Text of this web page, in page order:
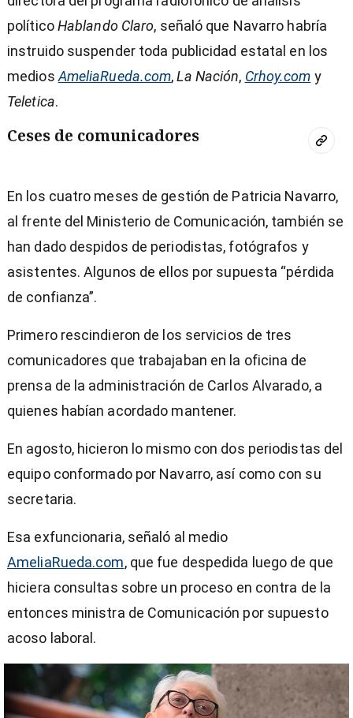
políticoHablando Claro, señaló que Navarro habría
instruido suspender toda publicidad estatal en los
mediosAmeliaRueda.com,La Nación, Crhoy.com y
Teletica.
Ceses de comunicadores
En los cuatro meses de gestión de Patricia Navarro,
al frente del Ministerio de Comunicación, también se
han dado despidos de periodistas, fotógrafos y
asistentes. Algunos de ellos por supuesta “pérdida
de confianza”.
Primero rescindieron de los servicios de tres
comunicadores que trabajaban en la oficina de
prensa de la administración de Carlos Alvarado, a
quienes habían acordado mantener.
En agosto, hicieron lo mismo con dos periodistas del
equipo conformado por Navarro, así como con su
secretaria.
Esa exfuncionaria, señaló al medio
AmeliaRueda.com, que fue despedida luego de que
hiciera consultas sobre un proceso en contra de la
entonces ministra de Comunicación por supuesto
acoso laboral.